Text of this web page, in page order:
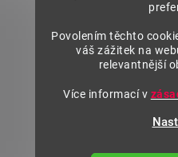
Povolením těchto
váš zážitek na
relevantnější
Více informací v